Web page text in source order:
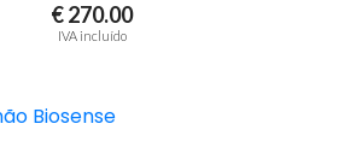
€ 270.00
IVA incluído